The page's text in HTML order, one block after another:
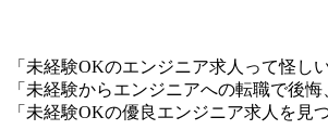
「未経験OKのエンジニア求人って怪し
「未経験からエンジニアへの転職で後悔
「未経験OKの優良エンジニア求人を見